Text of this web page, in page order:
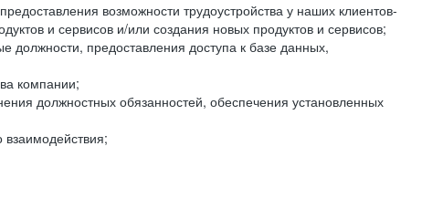
возможности трудоустройства у наших клиентов-
и сервисов и/или создания новых продуктов и сервисов;
должности, предоставления доступа к базе данных,
компании;
должностных обязанностей, обеспечения установленных